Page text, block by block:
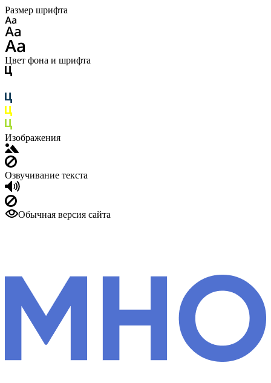
Размер шрифта
Цвет фона и шрифта
Изображения
Озвучивание текста
Обычная версия сайта